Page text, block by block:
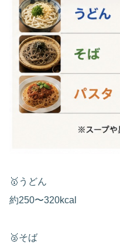
🥇うどん
約250〜320kcal
🥈そば